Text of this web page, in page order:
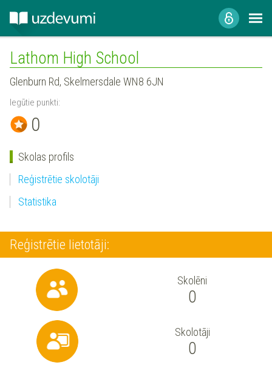
Lathom High School
Glenburn Rd, Skelmersdale WN8 6JN
Iegūtie punkti:
0
Skolas profils
Reģistrētie skolotāji
Statistika
Reģistrētie lietotāji:
Skolēni
0
Skolotāji
0